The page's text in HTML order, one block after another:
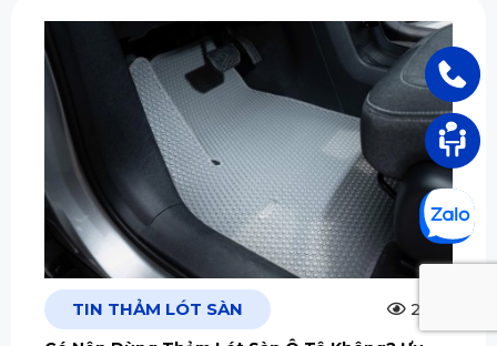
TIN THẢM LÓT SÀN 2.5m